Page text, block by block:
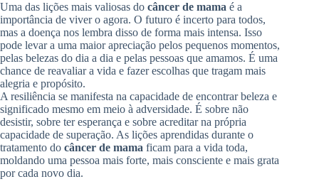
Uma das lições mais valiosas do câncer de mama é a
importância de viver o agora. O futuro é incerto para todos,
mas a doença nos lembra disso de forma mais intensa. Isso
pode levar a uma maior apreciação pelos pequenos momentos,
pelas belezas do dia a dia e pelas pessoas que amamos. É uma
chance de reavaliar a vida e fazer escolhas que tragam mais
alegria e propósito.
A resiliência se manifesta na capacidade de encontrar beleza e
significado mesmo em meio à adversidade. É sobre não
desistir, sobre ter esperança e sobre acreditar na própria
capacidade de superação. As lições aprendidas durante o
tratamento do câncer de mama ficam para a vida toda,
moldando uma pessoa mais forte, mais consciente e mais grata
por cada novo dia.